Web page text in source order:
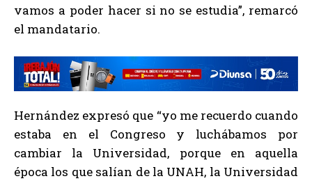
vamos a poder hacer si no se estudia”, remarcó
el mandatario.
Hernández expresó que “yo me recuerdo cuando
estaba en el Congreso y luchábamos por
cambiar la Universidad, porque en aquella
época los que salían de la UNAH, la Universidad